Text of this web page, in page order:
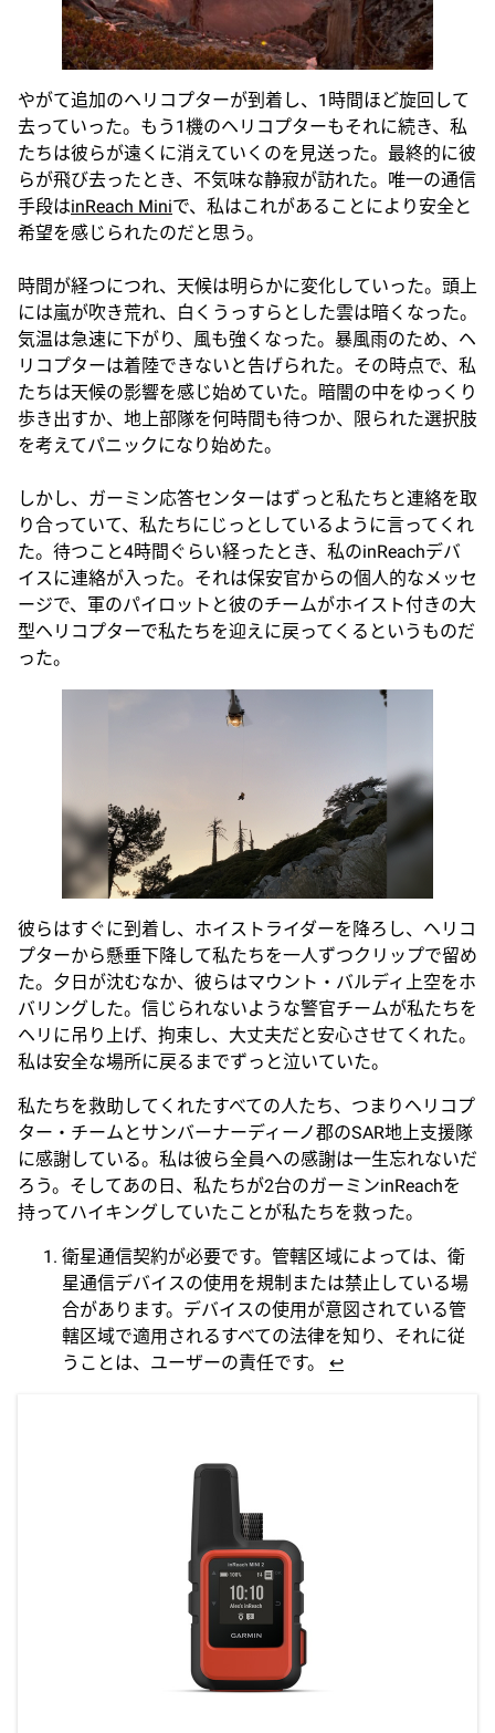
やがて追加のヘリコプターが到着し、1時間ほど旋回して
去っていった。もう1機のヘリコプターもそれに続き、私
たちは彼らが遠くに消えていくのを見送った。最終的に彼
らが飛び去ったとき、不気味な静寂が訪れた。唯一の通信
手段はinReach Miniで、私はこれがあることにより安全と
希望を感じられたのだと思う。
時間が経つにつれ、天候は明らかに変化していった。頭上
には嵐が吹き荒れ、白くうっすらとした雲は暗くなった。
気温は急速に下がり、風も強くなった。暴風雨のため、ヘ
リコプターは着陸できないと告げられた。その時点で、私
たちは天候の影響を感じ始めていた。暗闇の中をゆっくり
歩き出すか、地上部隊を何時間も待つか、限られた選択肢
を考えてパニックになり始めた。
しかし、ガーミン応答センターはずっと私たちと連絡を取
り合っていて、私たちにじっとしているように言ってくれ
た。待つこと4時間ぐらい経ったとき、私のinReachデバ
イスに連絡が入った。それは保安官からの個人的なメッセ
ージで、軍のパイロットと彼のチームがホイスト付きの大
型ヘリコプターで私たちを迎えに戻ってくるというものだ
った。
彼らはすぐに到着し、ホイストライダーを降ろし、ヘリコ
プターから懸垂下降して私たちを一人ずつクリップで留め
た。夕日が沈むなか、彼らはマウント・バルディ上空をホ
バリングした。信じられないような警官チームが私たちを
ヘリに吊り上げ、拘束し、大丈夫だと安心させてくれた。
私は安全な場所に戻るまでずっと泣いていた。
私たちを救助してくれたすべての人たち、つまりヘリコプ
ター・チームとサンバーナーディーノ郡のSAR地上支援隊
に感謝している。私は彼ら全員への感謝は一生忘れないだ
ろう。そしてあの日、私たちが2台のガーミンinReachを
持ってハイキングしていたことが私たちを救った。
衛星通信契約が必要です。管轄区域によっては、衛
星通信デバイスの使用を規制または禁止している場
合があります。デバイスの使用が意図されている管
轄区域で適用されるすべての法律を知り、それに従
うことは、ユーザーの責任です。 ↩︎